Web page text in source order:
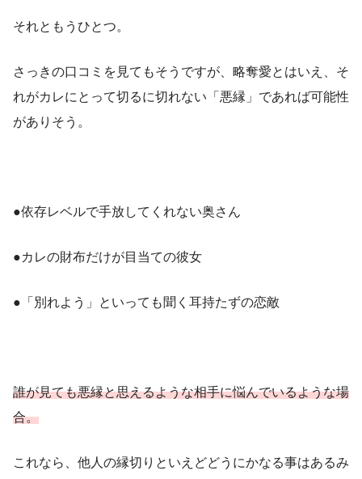
それともうひとつ。
さっきの口コミを見てもそうですが、略奪愛とはいえ、そ
れがカレにとって切るに切れない「悪縁」であれば可能性
がありそう。
●依存レベルで手放してくれない奥さん
●カレの財布だけが目当ての彼女
●「別れよう」といっても聞く耳持たずの恋敵
誰が見ても悪縁と思えるような相手に悩んでいるような場
合。
これなら、他人の縁切りといえどどうにかなる事はあるみ